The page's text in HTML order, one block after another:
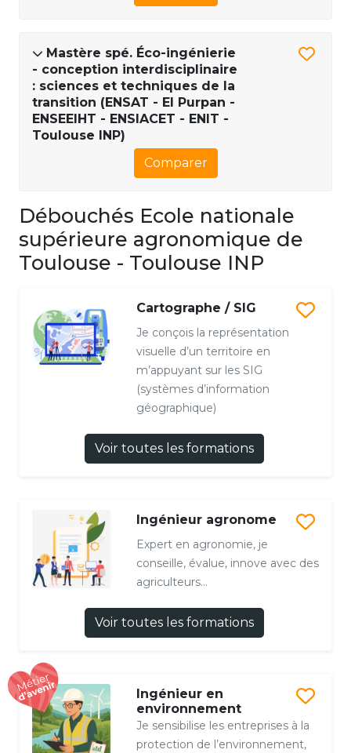
Mastère spé. Éco-ingénierie
- conception interdisciplinaire
: sciences et techniques de la
transition (ENSAT - EI Purpan -
ENSEEIHT - ENSIACET - ENIT -
Toulouse INP)
Comparer
Débouchés Ecole nationale
supérieure agronomique de
Toulouse - Toulouse INP
Cartographe / SIG
Je conçois la représentation
visuelle d’un territoire en
m’appuyant sur les SIG
(systèmes d’information
géographique)
Voir toutes les formations
Ingénieur agronome
Expert en agronomie, je
conseille, évalue, innove avec des
agriculteurs...
Voir toutes les formations
Ingénieur en
environnement
Je sensibilise les entreprises à la
protection de l’environnement,